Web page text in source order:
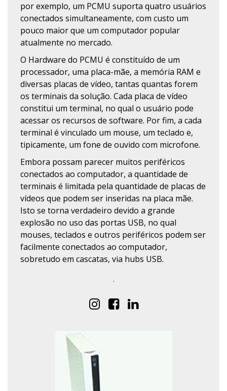
por exemplo, um PCMU suporta quatro usuários
conectados simultaneamente, com custo um
pouco maior que um computador popular
atualmente no mercado.
O Hardware do PCMU é constituído de um
processador, uma placa-mãe, a memória RAM e
diversas placas de vídeo, tantas quantas forem
os terminais da solução. Cada placa de vídeo
constitui um terminal, no qual o usuário pode
acessar os recursos de software. Por fim, a cada
terminal é vinculado um mouse, um teclado e,
tipicamente, um fone de ouvido com microfone.
Embora possam parecer muitos periféricos
conectados ao computador, a quantidade de
terminais é limitada pela quantidade de placas de
vídeos que podem ser inseridas na placa mãe.
Isto se torna verdadeiro devido a grande
explosão no uso das portas USB, no qual
mouses, teclados e outros periféricos podem ser
facilmente conectados ao computador,
sobretudo em cascatas, via hubs USB.
.